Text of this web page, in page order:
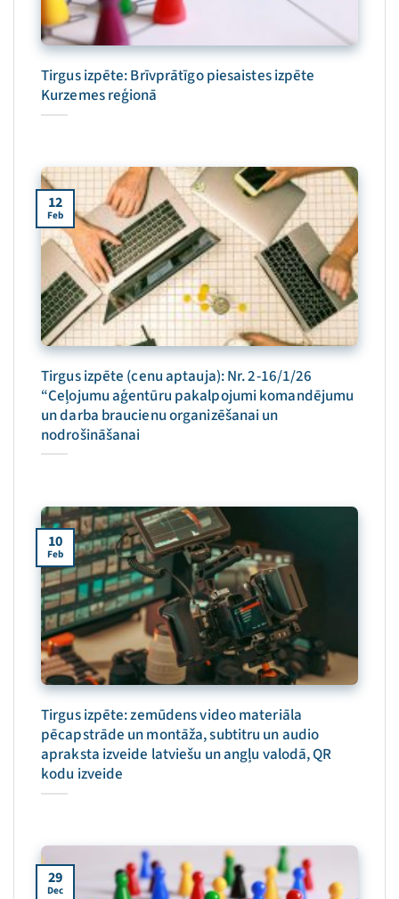
Tirgus izpēte: Brīvprātīgo piesaistes izpēte
Kurzemes reģionā
Tirgus izpēte (cenu aptauja): Nr. 2-16/1/26
“Ceļojumu aģentūru pakalpojumi komandējumu
un darba braucienu organizēšanai un
nodrošināšanai
12
Feb
Tirgus izpēte: zemūdens video materiāla
pēcapstrāde un montāža, subtitru un audio
apraksta izveide latviešu un angļu valodā, QR
kodu izveide
10
Feb
29
Dec